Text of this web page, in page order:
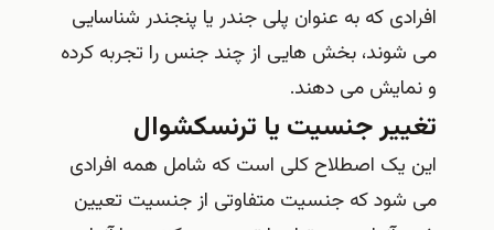
افرادی که به عنوان پلی جندر یا پنجندر شناسایی
می شوند، بخش هایی از چند جنس را تجربه کرده
و نمایش می دهند.
تغییر جنسیت یا ترنسکشوال
این یک اصطلاح کلی است که شامل همه افرادی
می شود که جنسیت متفاوتی از جنسیت تعیین